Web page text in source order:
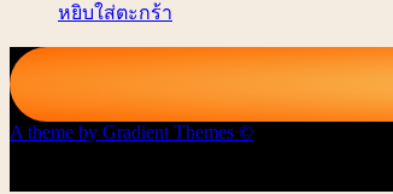
หยิบใส่ตะกร้า
A theme by Gradient Themes ©